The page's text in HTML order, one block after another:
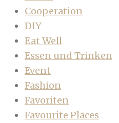
Cooperation
DIY
Eat Well
Essen und Trinken
Event
Fashion
Favoriten
Favourite Places